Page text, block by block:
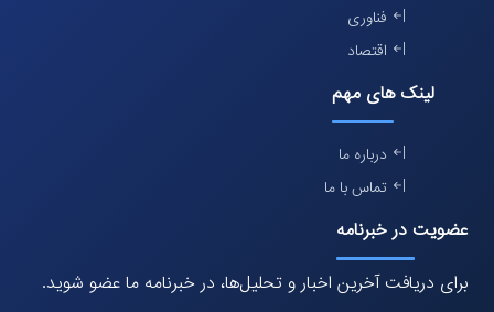
فناوری
اقتصاد
لینک های مهم
درباره ما
تماس با ما
عضویت در خبرنامه
برای دریافت آخرین اخبار و تحلیل‌ها، در خبرنامه ما عضو شوید.